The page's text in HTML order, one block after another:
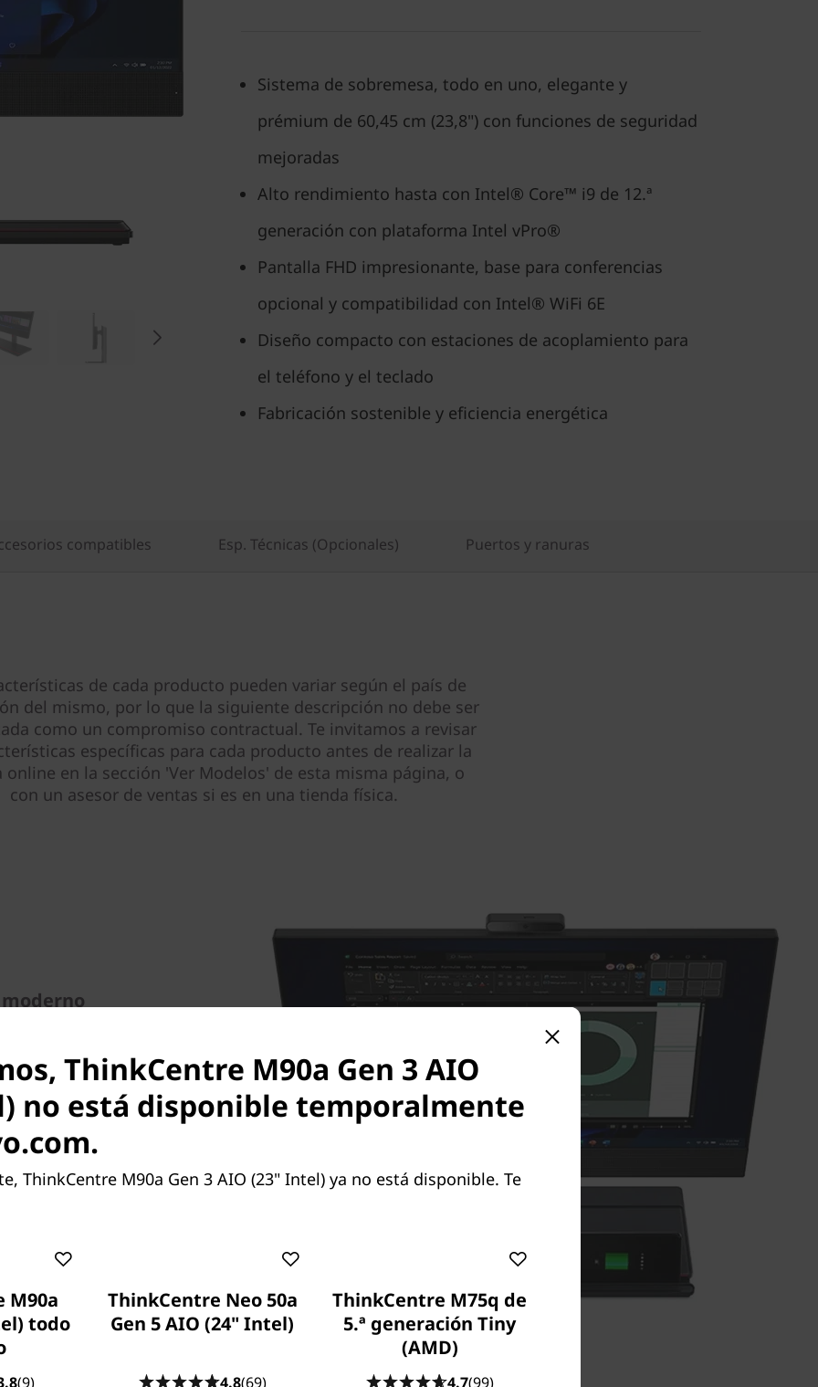
Sistema de sobremesa, todo en uno, elegante y
prémium de 60,45 cm (23,8") con funciones de seguridad
mejoradas
Alto rendimiento hasta con Intel® Core™ i9 de 12.ª
generación con plataforma Intel vPro®
Pantalla FHD impresionante, base para conferencias
opcional y compatibilidad con Intel® WiFi 6E
Diseño compacto con estaciones de acoplamiento para
el teléfono y el teclado
Fabricación sostenible y eficiencia energética
compatibles Esp. Técnicas (Opcionales) Puertos y ranuras
de cada producto pueden variar según el país de
del mismo, por lo que la siguiente descripción no debe ser
como un compromiso contractual. Te invitamos a revisar
específicas para cada producto antes de realizar la
online en la sección 'Ver Modelos' de esta misma página, o
con un asesor de ventas si es en una tienda física.
uno ThinkCentre M90a
para el mundo del
elegante y seguro cuenta
con la
opcional. La
Dolby Atmos® mejoran
de acoplamiento
espacio en el
ThinkCentre M90a Gen 3 AIO
no está disponible temporalmente
ThinkCentre M90a Gen 3 AIO (23" Intel) ya no está disponible. Te
M90a
todo
(9)
ThinkCentre Neo 50a
Gen 5 AIO (24" Intel)
4.8(69)
ThinkCentre M75q de
5.ª generación Tiny
(AMD)
4.7(99)